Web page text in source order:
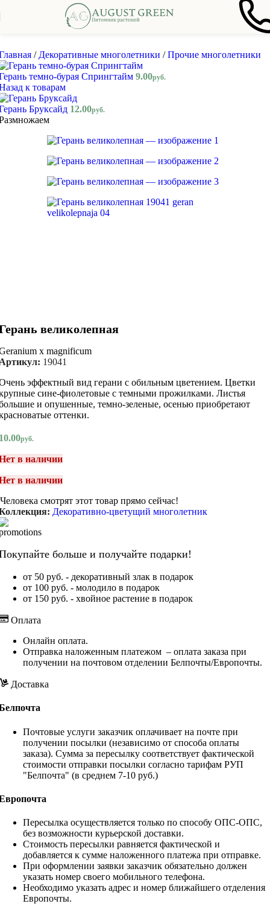
Skip to navigation Skip to main content
/ Декоративные многолетники / Прочие многолетники
темно-бурая Спрингтайм 9.00руб.
к товарам
Бруксайд 12.00руб.
великолепная
x magnificum
19041
эффектный вид герани с обильным цветением. Цветки
сине-фиолетовые с темными прожилками. Листья
и опушенные, темно-зеленые, осенью приобретают
оттенки.
руб.
в наличии
в наличии
Человека смотрят этот товар прямо сейчас!
Декоративно-цветущий многолетник
больше и получайте подарки!
от 50 руб. - декоративный злак в подарок
от 100 руб. - молодило в подарок
от 150 руб. - хвойное растение в подарок
Оплата
Онлайн оплата.
Отправка наложенным платежом – оплата заказа при
получении на почтовом отделении Белпочты/Европочты.
Доставка
Почтовые услуги заказчик оплачивает на почте при
получении посылки (независимо от способа оплаты
заказа). Сумма за пересылку соответствует фактической
стоимости отправки посылки согласно тарифам РУП
"Белпочта" (в среднем 7-10 руб.)
Пересылка осуществляется только по способу ОПС-ОПС,
без возможности курьерской доставки.
Стоимость пересылки равняется фактической и
добавляется к сумме наложенного платежа при отправке.
При оформлении заявки заказчик обязательно должен
указать номер своего мобильного телефона.
Необходимо указать адрес и номер ближайшего отделения
Европочты.